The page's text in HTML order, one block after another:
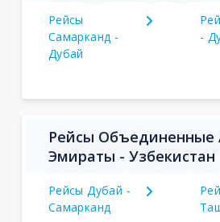
Рейсы
Самарканд -
Дубай
-
Рейсы Объединенные
Эмираты - Узбекистан
Рейсы Дубай -
Самарканд